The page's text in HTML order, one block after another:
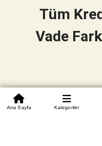
0850
Beden Tablosu Banka
Ana Sayfa Kategoriler
Tüm
Vade